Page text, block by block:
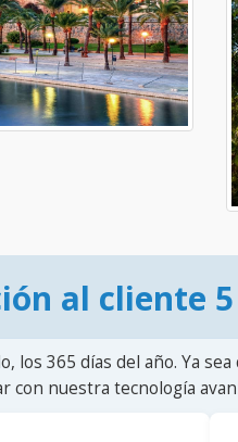
al cliente
los 365 días del año. Ya
con nuestra tecnología